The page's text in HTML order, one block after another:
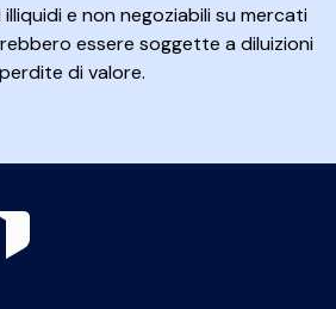
e non negoziabili su mercati
essere soggette a diluizioni
di valore.